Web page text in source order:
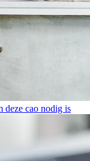
deze cao nodig is